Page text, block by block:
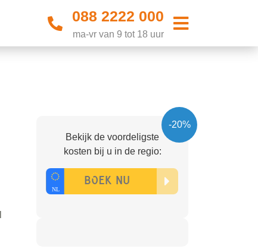
088 2222 000
ma-vr van 9 tot 18 uur
-20%
Bekijk de voordeligste
kosten bij u in de regio: